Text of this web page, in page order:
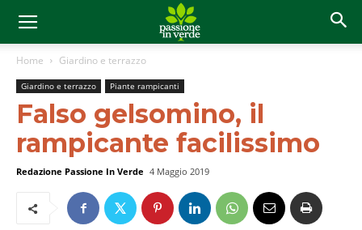
Home Giardino e terrazzo
Giardino e terrazzo Piante rampicanti
Falso gelsomino, il
rampicante facilissimo
Redazione Passione In Verde 4 Maggio 2019